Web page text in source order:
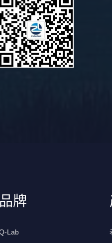
品牌
Lab